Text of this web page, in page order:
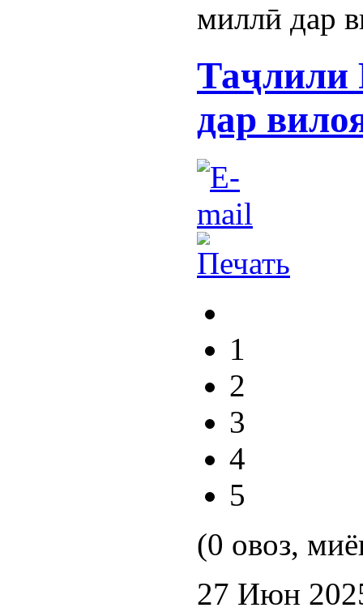
миллӣ дар
Таҷлили
дар
1
2
3
4
5
(0 овоз,
27 Июн